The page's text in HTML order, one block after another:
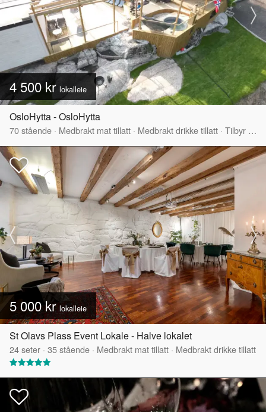
4 500 kr lokalleie
OsloHytta - OsloHytta
70stående · Medbrakt mat tillatt · Medbrakt drikke tillatt · Tilbyr servering
5 000 krlokalleie
St Olavs Plass Event Lokale - Halve lokalet
24seter · 35stående · Medbrakt mat tillatt · Medbrakt drikke tillatt